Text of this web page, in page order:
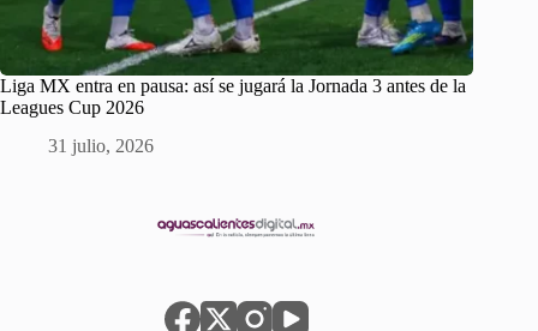
Liga MX entra en pausa: así se jugará la Jornada 3 antes de la
Leagues Cup 2026
31 julio, 2026